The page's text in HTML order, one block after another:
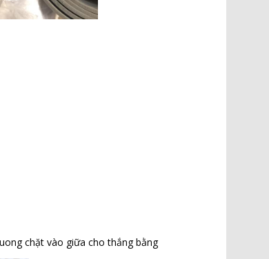
chặt vào giữa cho thắng bằng